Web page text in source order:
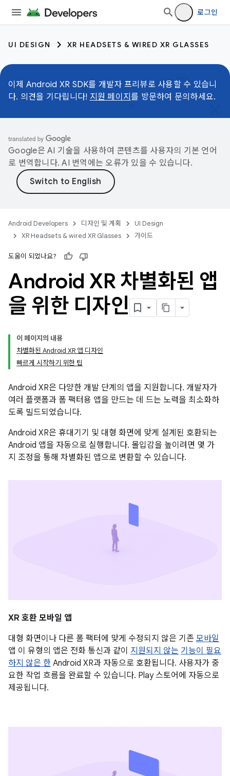
로그인
UI DESIGN XR HEADSETS & WIRED XR GLASSES
이제 Android XR SDK를 개발자 프리뷰로 사용할 수 있습니
다. 의견을 기다립니다! 지원 페이지 를 방문하여 문의하세요.
Google은 AI 기술을 사용하여 콘텐츠를 사용자의 기본 언어
로 번역합니다. AI 번역에는 오류가 있을 수 있습니다.
Android Developers 디자인 및 계획
UI Design
XR Headsets & wired XR Glasses
가이드
도움이 되었나요?
Android XR 차별화된 앱
을 위한 디자인
이 페이지의 내용
차별화된 Android XR 앱 디자인
빠르게 시작하기 위한 팁
Android XR은 다양한 개발 단계의 앱을 지원합니다. 개발자가
여러 플랫폼과 폼 팩터용 앱을 만드는 데 드는 노력을 최소화하
도록 빌드되었습니다.
Android XR은 휴대기기 및 대형 화면에 맞게 설계된 호환되는
Android 앱을 자동으로 실행합니다. 몰입감을 높이려면 몇 가
지 조정을 통해 차별화된 앱으로 변환할 수 있습니다.
XR 호환 모바일 앱
대형 화면이나 다른 폼 팩터에 맞게 수정되지 않은 기존 모바일
앱 이 유형의 앱은 전화 통신과 같이 지원되지 않는 기능이 필요
하지 않은 한 Android XR과 자동으로 호환됩니다. 사용자가 중
요한 작업 흐름을 완료할 수 있습니다. Play 스토어에 자동으로
제공됩니다.